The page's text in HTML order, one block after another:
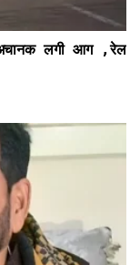
अचानक लगी आग ,रेल